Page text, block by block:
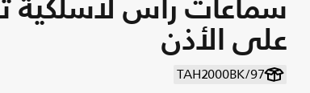
على الأذن
TAH2000BK/97